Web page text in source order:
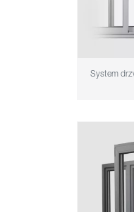
System